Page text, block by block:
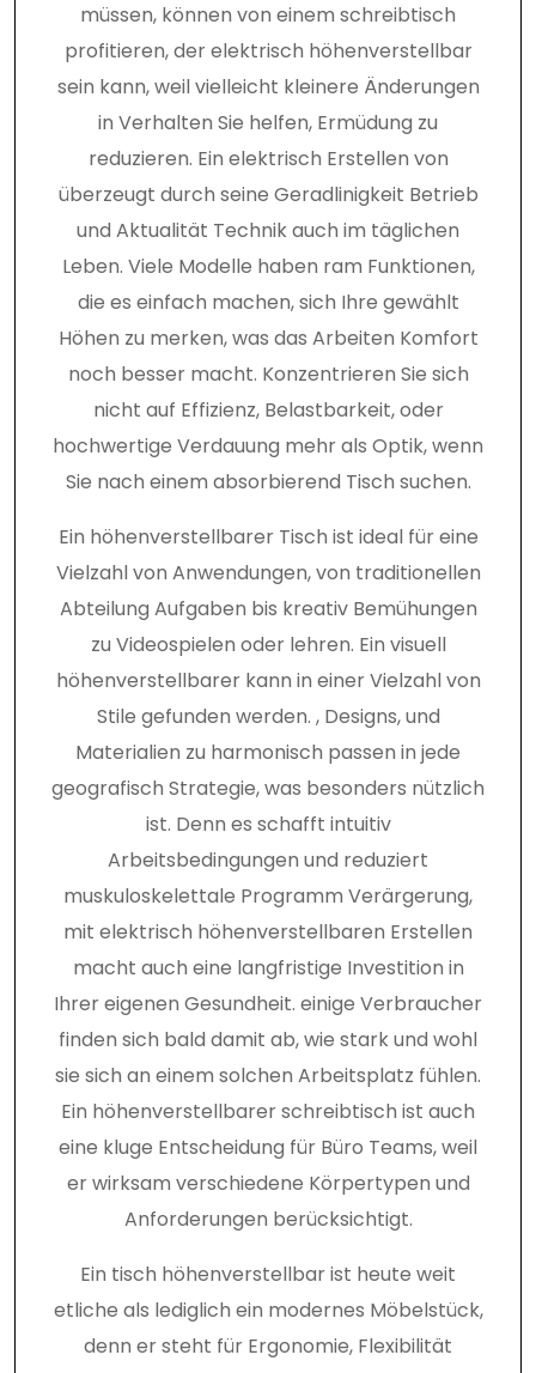
müssen, können von einem schreibtisch
profitieren, der elektrisch höhenverstellbar
sein kann, weil vielleicht kleinere Änderungen
in Verhalten Sie helfen, Ermüdung zu
reduzieren. Ein elektrisch Erstellen von
überzeugt durch seine Geradlinigkeit Betrieb
und Aktualität Technik auch im täglichen
Leben. Viele Modelle haben ram Funktionen,
die es einfach machen, sich Ihre gewählt
Höhen zu merken, was das Arbeiten Komfort
noch besser macht. Konzentrieren Sie sich
nicht auf Effizienz, Belastbarkeit, oder
hochwertige Verdauung mehr als Optik, wenn
Sie nach einem absorbierend Tisch suchen.
Ein höhenverstellbarer Tisch ist ideal für eine
Vielzahl von Anwendungen, von traditionellen
Abteilung Aufgaben bis kreativ Bemühungen
zu Videospielen oder lehren. Ein visuell
höhenverstellbarer kann in einer Vielzahl von
Stile gefunden werden. , Designs, und
Materialien zu harmonisch passen in jede
geografisch Strategie, was besonders nützlich
ist. Denn es schafft intuitiv
Arbeitsbedingungen und reduziert
muskuloskelettale Programm Verärgerung,
mit elektrisch höhenverstellbaren Erstellen
macht auch eine langfristige Investition in
Ihrer eigenen Gesundheit. einige Verbraucher
finden sich bald damit ab, wie stark und wohl
sie sich an einem solchen Arbeitsplatz fühlen.
Ein höhenverstellbarer schreibtisch ist auch
eine kluge Entscheidung für Büro Teams, weil
er wirksam verschiedene Körpertypen und
Anforderungen berücksichtigt.
Ein tisch höhenverstellbar ist heute weit
etliche als lediglich ein modernes Möbelstück,
denn er steht für Ergonomie, Flexibilität